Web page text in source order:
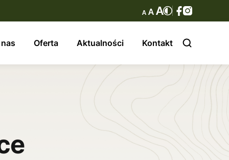
Oferta Aktualności Kontakt